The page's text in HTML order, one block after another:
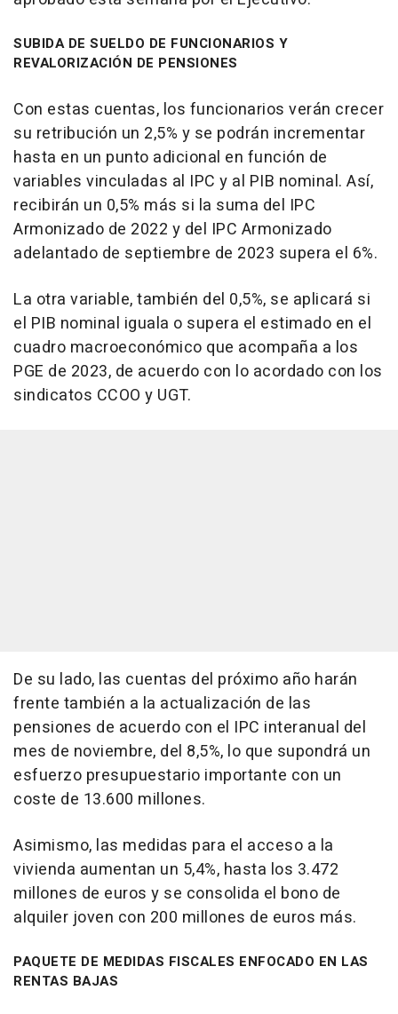
SUBIDA DE SUELDO DE FUNCIONARIOS Y
REVALORIZACIÓN DE PENSIONES
Con estas cuentas, los funcionarios verán crecer
su retribución un 2,5% y se podrán incrementar
hasta en un punto adicional en función de
variables vinculadas al IPC y al PIB nominal. Así,
recibirán un 0,5% más si la suma del IPC
Armonizado de 2022 y del IPC Armonizado
adelantado de septiembre de 2023 supera el 6%.
La otra variable, también del 0,5%, se aplicará si
el PIB nominal iguala o supera el estimado en el
cuadro macroeconómico que acompaña a los
PGE de 2023, de acuerdo con lo acordado con los
sindicatos CCOO y UGT.
De su lado, las cuentas del próximo año harán
frente también a la actualización de las
pensiones de acuerdo con el IPC interanual del
mes de noviembre, del 8,5%, lo que supondrá un
esfuerzo presupuestario importante con un
coste de 13.600 millones.
Asimismo, las medidas para el acceso a la
vivienda aumentan un 5,4%, hasta los 3.472
millones de euros y se consolida el bono de
alquiler joven con 200 millones de euros más.
PAQUETE DE MEDIDAS FISCALES ENFOCADO EN LAS
RENTAS BAJAS